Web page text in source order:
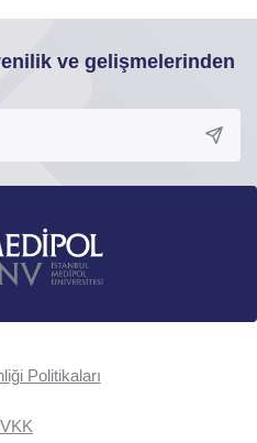
ve gelişmelerinden
Politikaları